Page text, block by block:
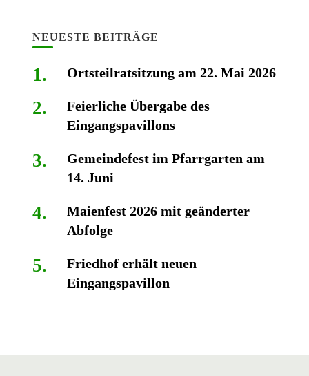
NEUESTE BEITRÄGE
Ortsteilratsitzung am 22. Mai 2026
Feierliche Übergabe des
Eingangspavillons
Gemeindefest im Pfarrgarten am
14. Juni
Maienfest 2026 mit geänderter
Abfolge
Friedhof erhält neuen
Eingangspavillon